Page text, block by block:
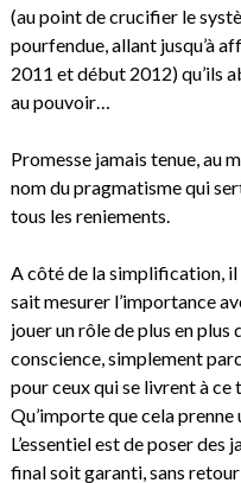
(au point de crucifier le
pourfendue, allant jusqu’à
2011 et début 2012) qu’ils
au pouvoir…
Promesse jamais tenue, au
nom du pragmatisme qui
tous les reniements.
A côté de la simplification,
sait mesurer l’importance
jouer un rôle de plus en plus
conscience, simplement
pour ceux qui se livrent à ce
Qu’importe que cela prenne
L’essentiel est de poser
final soit garanti, sans